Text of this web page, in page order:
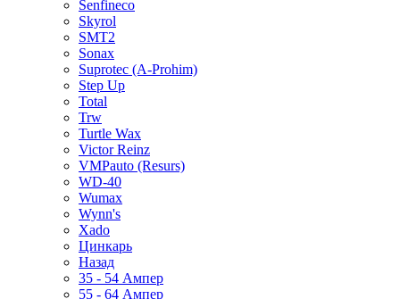
Senfineco
Skyrol
SMT2
Sonax
Suprotec (A-Prohim)
Step Up
Total
Trw
Turtle Wax
Victor Reinz
VMPauto (Resurs)
WD-40
Wumax
Wynn's
Xado
Цинкарь
Назад
35 - 54 Ампер
55 - 64 Ампер